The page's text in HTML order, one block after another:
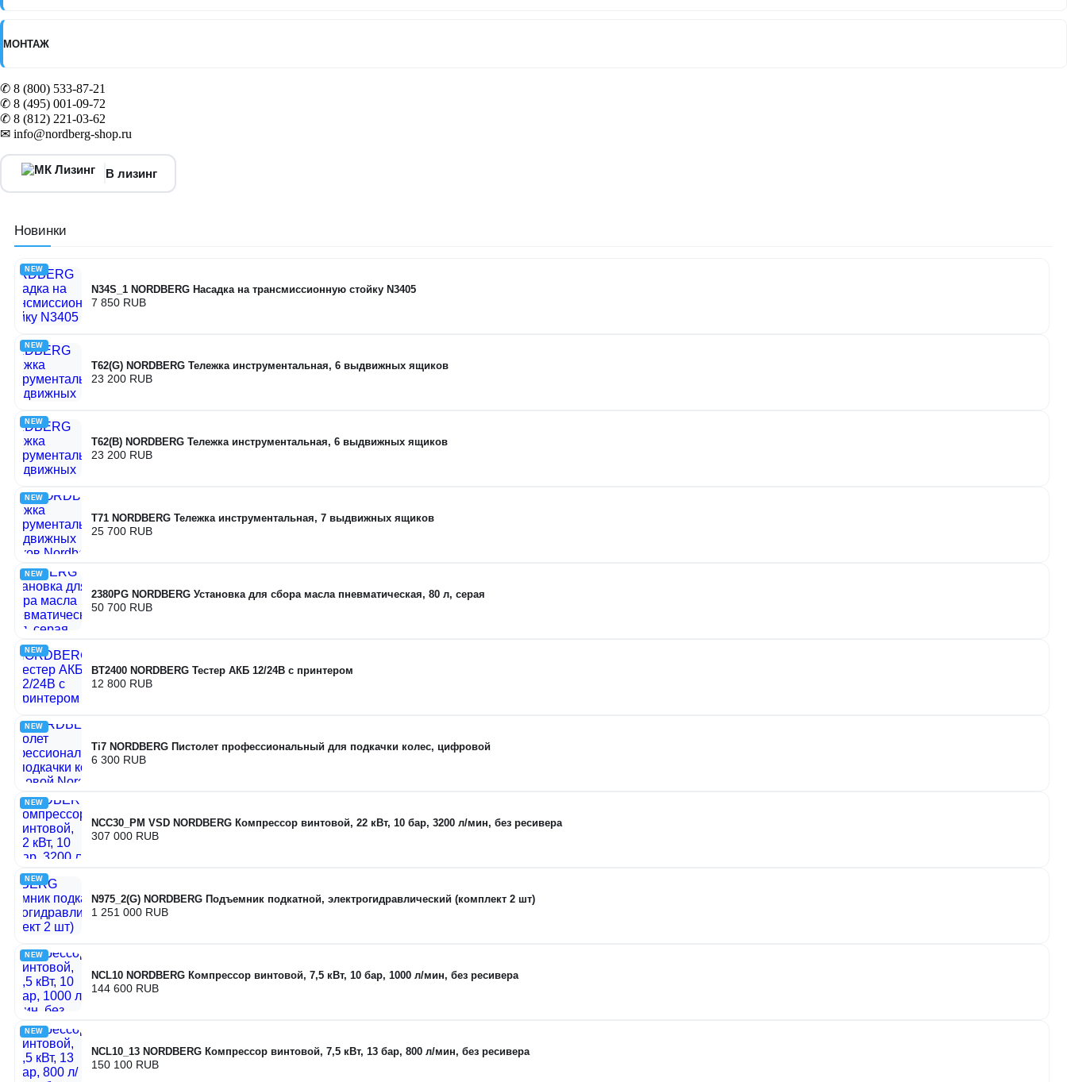
МОНТАЖ
✆ 8 (800) 533-87-21
✆ 8 (495) 001-09-72
✆ 8 (812) 221-03-62
✉ info@nordberg-shop.ru
В лизинг
Новинки
NEW
N34S_1 NORDBERG Насадка на трансмиссионную стойку N3405
7 850 RUB
NEW
T62(G) NORDBERG Тележка инструментальная, 6 выдвижных ящиков
23 200 RUB
NEW
T62(B) NORDBERG Тележка инструментальная, 6 выдвижных ящиков
23 200 RUB
NEW
T71 NORDBERG Тележка инструментальная, 7 выдвижных ящиков
25 700 RUB
NEW
2380PG NORDBERG Установка для сбора масла пневматическая, 80 л, серая
50 700 RUB
NEW
BT2400 NORDBERG Тестер АКБ 12/24В с принтером
12 800 RUB
NEW
Ti7 NORDBERG Пистолет профессиональный для подкачки колес, цифровой
6 300 RUB
NEW
NCC30_PM VSD NORDBERG Компрессор винтовой, 22 кВт, 10 бар, 3200 л/мин, без ресивера
307 000 RUB
NEW
N975_2(G) NORDBERG Подъемник подкатной, электрогидравлический (комплект 2 шт)
1 251 000 RUB
NEW
NCL10 NORDBERG Компрессор винтовой, 7,5 кВт, 10 бар, 1000 л/мин, без ресивера
144 600 RUB
NEW
NCL10_13 NORDBERG Компрессор винтовой, 7,5 кВт, 13 бар, 800 л/мин, без ресивера
150 100 RUB